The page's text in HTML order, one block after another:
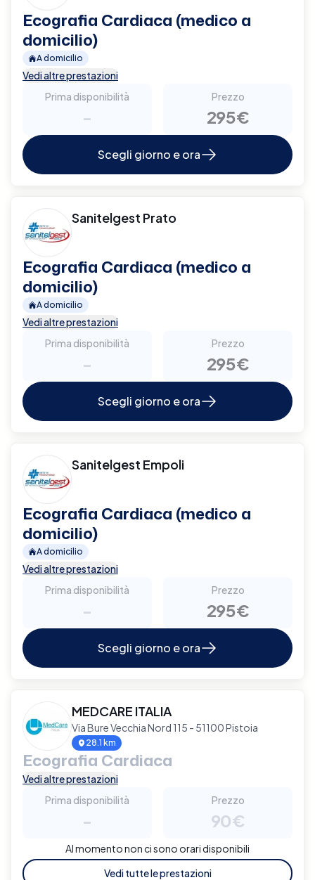
Ecografia Cardiaca (medico a
domicilio)
A domicilio
Vedi altre prestazioni
Prima disponibilità
-
Prezzo
295€
Scegli giorno e ora
Sanitelgest Prato
Ecografia Cardiaca (medico a
domicilio)
A domicilio
Vedi altre prestazioni
Prima disponibilità
-
Prezzo
295€
Scegli giorno e ora
Sanitelgest Empoli
Ecografia Cardiaca (medico a
domicilio)
A domicilio
Vedi altre prestazioni
Prima disponibilità
-
Prezzo
295€
Scegli giorno e ora
MEDCARE ITALIA
Via Bure Vecchia Nord 115 - 51100 Pistoia
28.1 km
Ecografia Cardiaca
Vedi altre prestazioni
Prima disponibilità
-
Prezzo
90€
Al momento non ci sono orari disponibili
Vedi tutte le prestazioni